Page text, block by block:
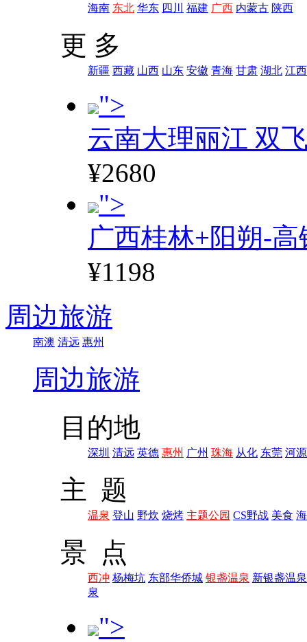
海南 东北 华东 四川 福建 广西 内蒙古 陕西
更 多
新疆 西藏 山西 山东 安徽 青海 甘肃 湖北 江西
">
云南大理丽江 双
¥2680
">
广西桂林+阳朔-高
¥1198
周边旅游
南澳 清远 惠州
周边旅游
目的地
深圳 清远 英德 惠州 广州 珠海 从化 东莞 河源
主 题
温泉 登山 野炊 烧烤 主题公园 CS野战 美食
景 点
西冲 杨梅坑 东部华侨城 银盏温泉 新银盏温泉
泉
">